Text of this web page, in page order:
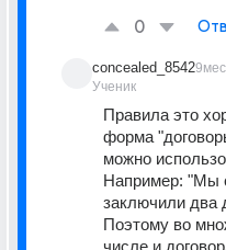
0
concealed_8542
Ученик
9мес
Правила это
форма
можно
Например: "Мы
заключили два
Поэтому во
числе и